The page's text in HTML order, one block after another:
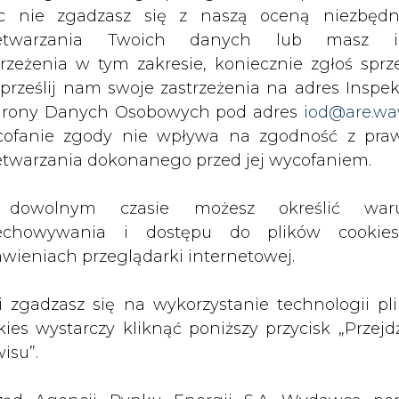
nie zgadzasz się z naszą oceną
Twoich danych lub masz
w tym zakresie, koniecznie zgłoś
prześlij nam swoje zastrzeżenia na adres
Danych Osobowych pod adres
zgody nie wpływa na zgodność z
dokonanego przed jej wycofaniem.
czasie możesz określić
i dostępu do plików
przeglądarki internetowej.
zgadzasz się na wykorzystanie technologii
wystarczy kliknąć poniższy przycisk
wręcz przeciwnie, idziemy bardzo
energii – mówi Tomasz Gruszka, project
instalacjami są nie tylko inwestorzy prywatni,
turbiną w formie panelu, natomiast jest
obok drugiej pracują efektywniej, niż
obraca i pracuje. Stworzyliśmy system,
te turbiny pracują blisko siebie, zespołowo.
turbin wiatrowych typu
Tomasz Gruszka.